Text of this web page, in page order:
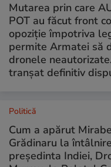
Mutarea prin care
POT au făcut front
opoziție împotriva
permite Armatei să
dronele
tranșat definitiv
Politică
Cum a apărut
Grădinaru la
președinta Indiei,